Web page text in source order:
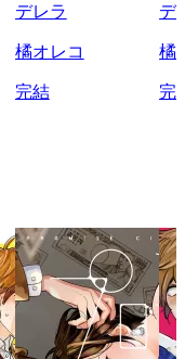
デレラ
橘オレコ
完結
デ
橘
完